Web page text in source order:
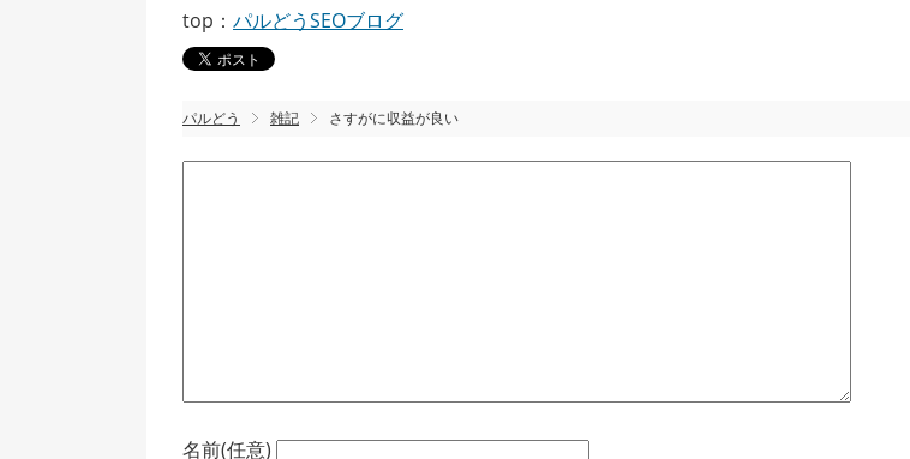
top： パルどうSEOブログ
パルどう 雑記 さすがに収益が良い
名前(任意)